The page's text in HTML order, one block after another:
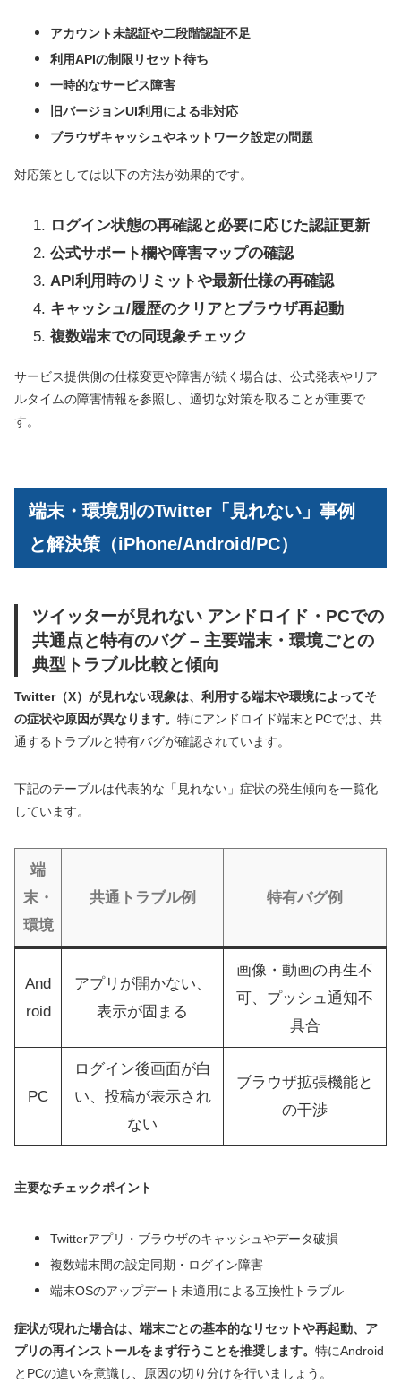
アカウント未認証や二段階認証不足
利用APIの制限リセット待ち
一時的なサービス障害
旧バージョンUI利用による非対応
ブラウザキャッシュやネットワーク設定の問題
対応策としては以下の方法が効果的です。
ログイン状態の再確認と必要に応じた認証更新
公式サポート欄や障害マップの確認
API利用時のリミットや最新仕様の再確認
キャッシュ/履歴のクリアとブラウザ再起動
複数端末での同現象チェック
サービス提供側の仕様変更や障害が続く場合は、公式発表やリア
ルタイムの障害情報を参照し、適切な対策を取ることが重要で
す。
端末・環境別のTwitter「見れない」事例
と解決策（iPhone/Android/PC）
ツイッターが見れない アンドロイド・PCでの
共通点と特有のバグ – 主要端末・環境ごとの
典型トラブル比較と傾向
Twitter（X）が見れない現象は、利用する端末や環境によってそ
の症状や原因が異なります。 特にアンドロイド端末とPCでは、共
通するトラブルと特有バグが確認されています。
下記のテーブルは代表的な「見れない」症状の発生傾向を一覧化
しています。
端
末・
環境
共通トラブル例 特有バグ例
And
roid
アプリが開かない、
表示が固まる
画像・動画の再生不
可、プッシュ通知不
具合
PC
ログイン後画面が白
い、投稿が表示され
ない
ブラウザ拡張機能と
の干渉
主要なチェックポイント
Twitterアプリ・ブラウザのキャッシュやデータ破損
複数端末間の設定同期・ログイン障害
端末OSのアップデート未適用による互換性トラブル
症状が現れた場合は、端末ごとの基本的なリセットや再起動、ア
プリの再インストールをまず行うことを推奨します。 特にAndroid
とPCの違いを意識し、原因の切り分けを行いましょう。